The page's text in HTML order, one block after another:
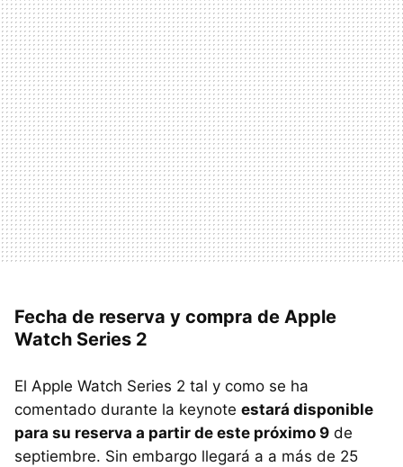
Fecha de reserva y compra de Apple
Watch Series 2
El Apple Watch Series 2 tal y como se ha
comentado durante la keynote estará disponible
para su reserva a partir de este próximo 9 de
septiembre. Sin embargo llegará a a más de 25